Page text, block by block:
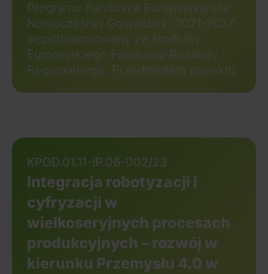
Programu Fundusze Europejskie dla
Nowoczesnej Gospodarki 2021-2027
współfinansowany ze środków
Europejskiego Funduszu Rozwoju
Regionalnego. Przedmiotem projektu
KPOD.01.11-IP.06-002/23
Integracja robotyzacji i
cyfryzacji w
wielkoseryjnych procesach
produkcyjnych – rozwój w
kierunku Przemysłu 4.0 w